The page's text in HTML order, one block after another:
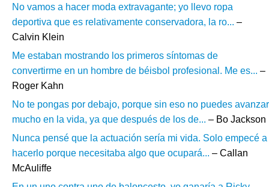
No vamos a hacer moda extravagante; yo llevo ropa
deportiva que es relativamente conservadora, la ro... –
Calvin Klein
Me estaban mostrando los primeros síntomas de
convertirme en un hombre de béisbol profesional. Me es... –
Roger Kahn
No te pongas por debajo, porque sin eso no puedes avanzar
mucho en la vida, ya que después de los de... – Bo Jackson
Nunca pensé que la actuación sería mi vida. Solo empecé a
hacerlo porque necesitaba algo que ocupará... – Callan
McAuliffe